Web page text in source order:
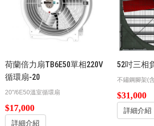
荷蘭倍力扇TB6E50單相220V
循環扇-20
20"/6E50溫室循環扇
$17,000
詳細介紹
52吋三相
不鏽鋼腳架(
$31,000
詳細介紹